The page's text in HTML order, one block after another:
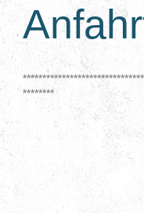
********